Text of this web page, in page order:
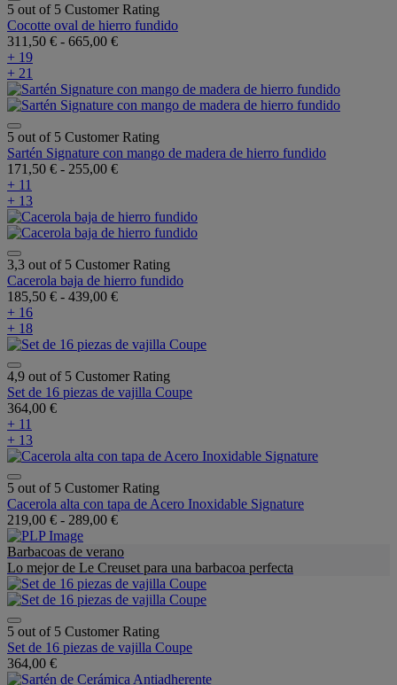
5 out of 5 Customer Rating
Cocotte oval de hierro fundido
311,50 € - 665,00 €
+ 19
+ 21
5 out of 5 Customer Rating
Sartén Signature con mango de madera de hierro fundido
171,50 € - 255,00 €
+ 11
+ 13
3,3 out of 5 Customer Rating
Cacerola baja de hierro fundido
185,50 € - 439,00 €
+ 16
+ 18
4,9 out of 5 Customer Rating
Set de 16 piezas de vajilla Coupe
364,00 €
+ 11
+ 13
5 out of 5 Customer Rating
Cacerola alta con tapa de Acero Inoxidable Signature
219,00 € - 289,00 €
Barbacoas de verano
Lo mejor de Le Creuset para una barbacoa perfecta
5 out of 5 Customer Rating
Set de 16 piezas de vajilla Coupe
364,00 €